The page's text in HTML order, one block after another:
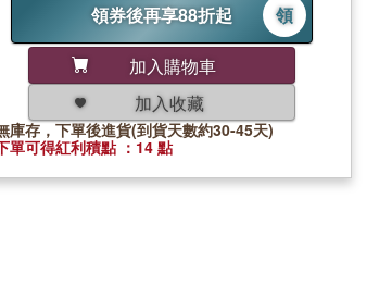
領券後再享88折起
領
加入購物車
加入收藏
庫存，下單後進貨(到貨天數約30-45天)
單可得紅利積點 ：14 點